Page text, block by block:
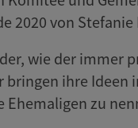
2020 von
wie der immer
bringen ihre Ideen
Ehemaligen zu